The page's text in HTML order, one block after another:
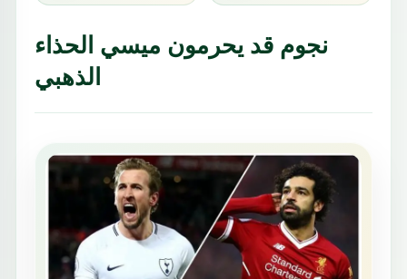
نجوم قد يحرمون ميسي الحذاء
الذهبي